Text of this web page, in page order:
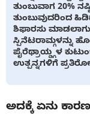
ತುಂಬುವಾಗ 20%
ತುಂಬುವುದರಿಂದ
ಶಿಫಾರಸು
ಸ್ಪಿನೆಟರಾಮ್ಗಳನ್ನು
ಪೈರೆಥ್ರಾಯ್ಡ್ಗಳ
ಉತ್ಪನ್ನಗಳಿಗೆ
ಅದಕ್ಕೆ ಏನು ಕಾರಣ